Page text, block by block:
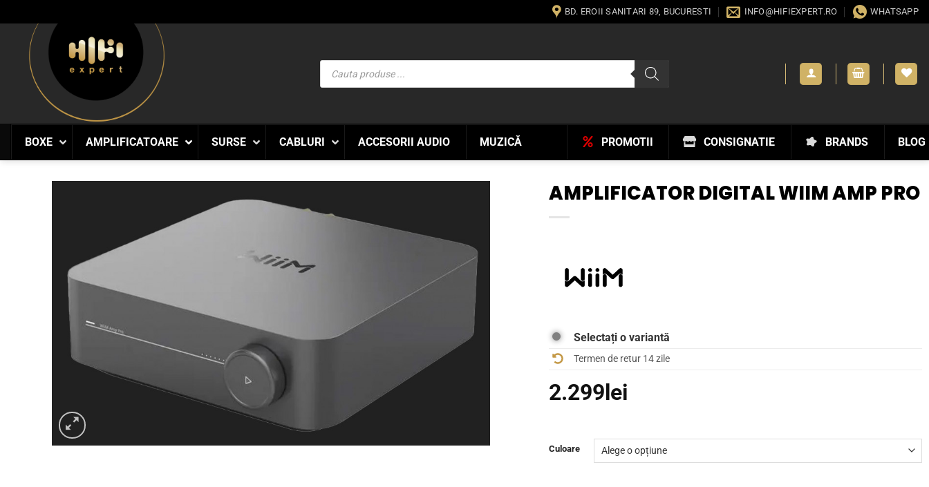
to
content
BD. EROII SANITARI 89, BUCURESTI INFO@HIFIEXPERT.RO WHATSAPP
Products
search
BOXE AMPLIFICATOARE SURSE CABLURI ACCESORII AUDIO MUZICĂ BLOG
BRANDS
CONSIGNATIE
PROMOTII
AMPLIFICATOR DIGITAL WIIM AMP PRO
Selectați o variantă
Termen de retur 14 zile
2.299lei
Culoare